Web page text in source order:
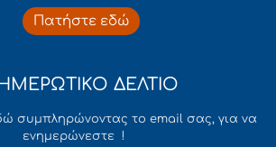
Πατήστε εδώ
ΔΕΛΤΙΟ
συμπληρώνοντας το email σας, για να
ενημερώνεστε !